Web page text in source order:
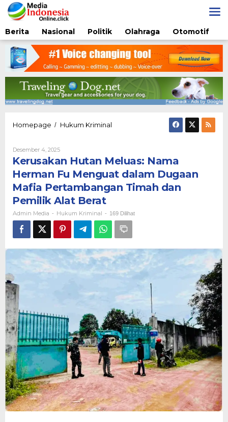
Lewati
ke
konten
Berita
Nasional Politik Olahraga Otomotif
Homepage / Hukum Kriminal
Herman
Fu
Menguat
dalam
Pertambangan
Timah
dan
Alat
Berat
Desember 4, 2025Oleh
Media
Kerusakan Hutan Meluas: Nama
Herman Fu Menguat dalam Dugaan
Mafia Pertambangan Timah dan
Pemilik Alat Berat
Admin Media - Hukum Kriminal - 169 Dilihat